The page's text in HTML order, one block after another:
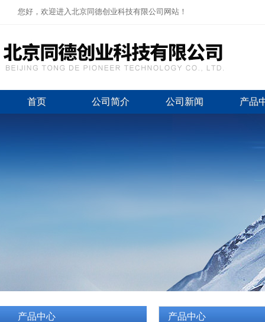
您好，欢迎进入北京同德创业科技有限公司网站！
首页 公司简介 公司新闻 产品
产品中心 产品中心